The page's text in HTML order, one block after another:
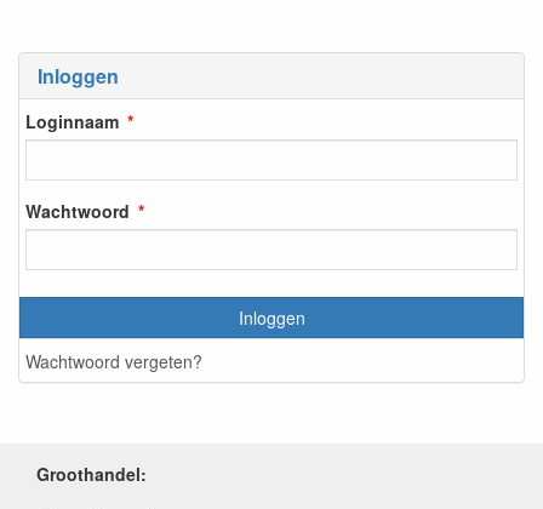
Inloggen
Loginnaam
Wachtwoord
Inloggen
Wachtwoord vergeten?
Groothandel: